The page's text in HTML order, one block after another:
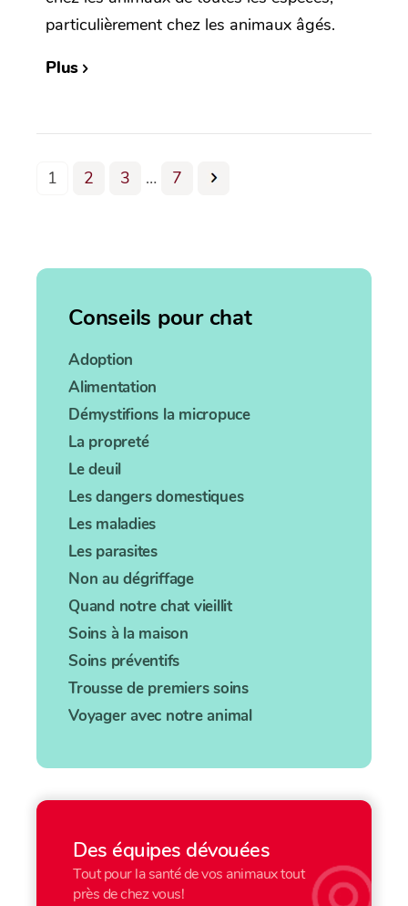
particulièrement chez les animaux âgés.
Plus
1 2 3 … 7
Conseils pour chat
Adoption
Alimentation
Démystifions la micropuce
La propreté
Le deuil
Les dangers domestiques
Les maladies
Les parasites
Non au dégriffage
Quand notre chat vieillit
Soins à la maison
Soins préventifs
Trousse de premiers soins
Voyager avec notre animal
Des équipes dévouées
Tout pour la santé de vos animaux tout
près de chez vous!